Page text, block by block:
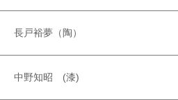
長戸裕夢（陶）
中野知昭 (漆)